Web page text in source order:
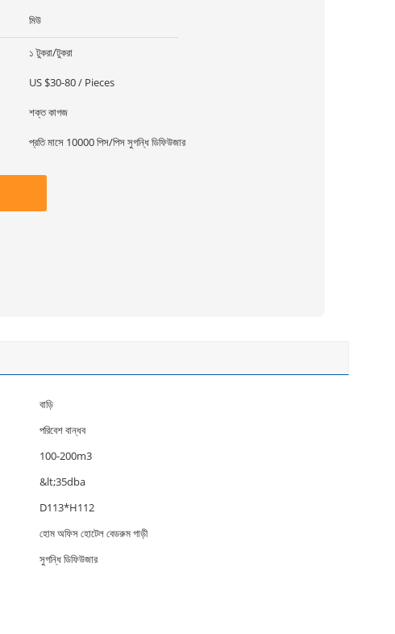
মিউ
১ টুকরা/টুকরা
US $30-80 / Pieces
শক্ত কাগজ
প্রতি মাসে 10000 পিস/পিস সুগন্ধি ডিফিউজার
বাড়ি
পরিবেশ বান্ধব
100-200m3
&lt;35dba
D113*H112
হোম অফিস হোটেল বেডরুম গাড়ী
সুগন্ধি ডিফিউজার